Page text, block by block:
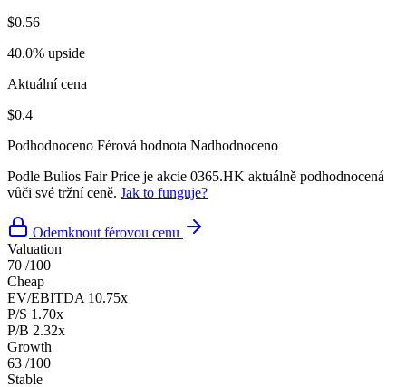
$0.56
40.0% upside
Aktuální cena
$0.4
Podhodnoceno Férová hodnota Nadhodnoceno
Podle Bulios Fair Price je akcie 0365.HK aktuálně podhodnocená
vůči své tržní ceně. Jak to funguje?
Odemknout férovou cenu
Valuation
70 /100
Cheap
EV/EBITDA 10.75x
P/S 1.70x
P/B 2.32x
Growth
63 /100
Stable